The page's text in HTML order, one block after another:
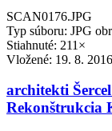
SCAN0176.JPG
Typ súboru: JPG
Stiahnuté: 211×
Vložené: 19. 8. 2016
architekti
Rekonštrukcia